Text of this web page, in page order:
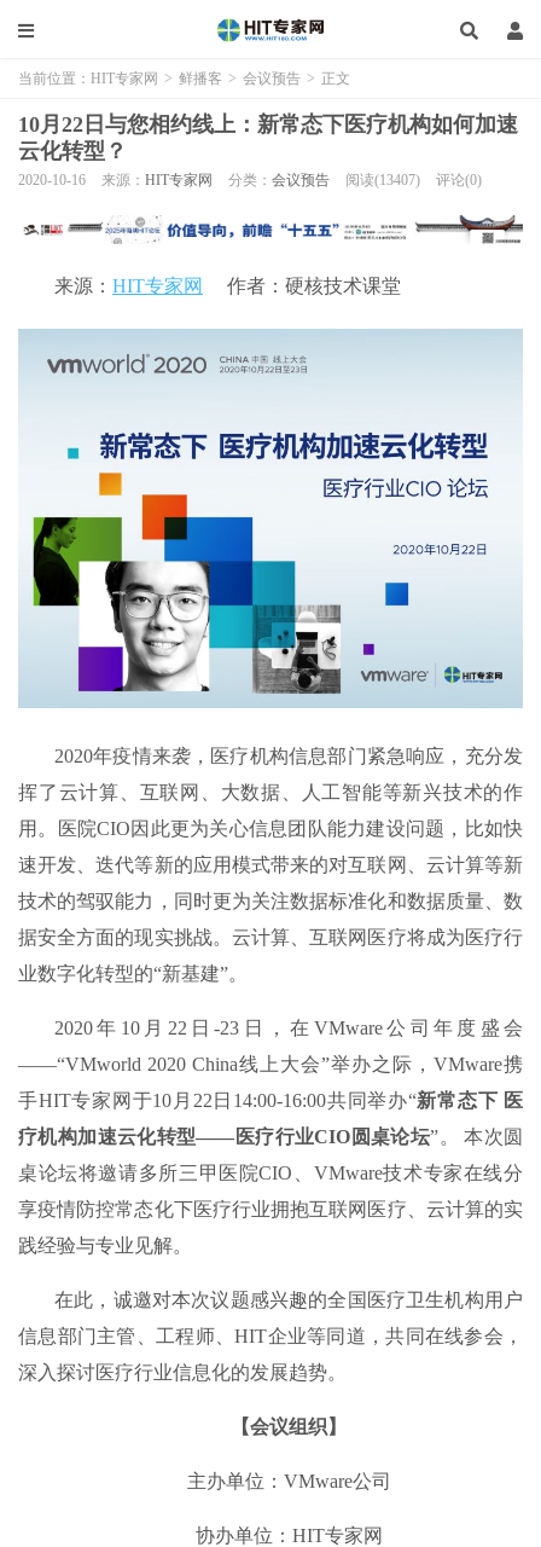
当前位置： HIT专家网 > 鲜播客 > 会议预告 > 正文
10月22日与您相约线上：新常态下医疗机构如何加速
云化转型？
2020-10-16 来源： HIT专家网 分类： 会议预告 阅读(13407) 评论(0)
来源： HIT专家网 作者：硬核技术课堂
2020年疫情来袭，医疗机构信息部门紧急响应，充分发
挥了云计算、互联网、大数据、人工智能等新兴技术的作
用。医院CIO因此更为关心信息团队能力建设问题，比如快
速开发、迭代等新的应用模式带来的对互联网、云计算等新
技术的驾驭能力，同时更为关注数据标准化和数据质量、数
据安全方面的现实挑战。云计算、互联网医疗将成为医疗行
业数字化转型的“新基建”。
2020年10月22日-23日，在VMware公司年度盛会
——“VMworld 2020 China线上大会”举办之际，VMware携
手HIT专家网于10月22日14:00-16:00共同举办“新常态下 医
疗机构加速云化转型——医疗行业CIO圆桌论坛”。 本次圆
桌论坛将邀请多所三甲医院CIO、VMware技术专家在线分
享疫情防控常态化下医疗行业拥抱互联网医疗、云计算的实
践经验与专业见解。
在此，诚邀对本次议题感兴趣的全国医疗卫生机构用户
信息部门主管、工程师、HIT企业等同道，共同在线参会，
深入探讨医疗行业信息化的发展趋势。
【会议组织】
主办单位：VMware公司
协办单位：HIT专家网